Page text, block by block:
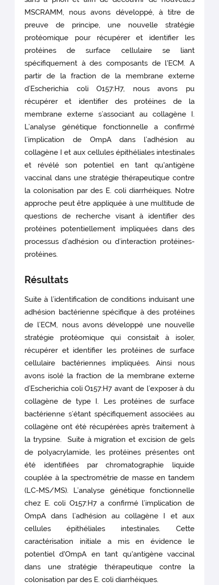
MSCRAMM, nous avons développé, à titre de
preuve de principe, une nouvelle stratégie
protéomique pour récupérer et identifier les
protéines de surface cellulaire se liant
spécifiquement à des composants de l'ECM. A
partir de la fraction de la membrane externe
d’Escherichia coli O157:H7, nous avons pu
récupérer et identifier des protéines de la
membrane externe s’associant au collagène I.
L’analyse génétique fonctionnelle a confirmé
l’implication de OmpA dans l’adhésion au
collagène I et aux cellules épithéliales intestinales
et révélé son potentiel en tant qu'antigène
vaccinal dans une stratégie thérapeutique contre
la colonisation par des E. coli diarrhéiques. Notre
approche peut être appliquée à une multitude de
questions de recherche visant à identifier des
protéines potentiellement impliquées dans des
processus d’adhésion ou d’interaction protéines-
protéines.
Résultats
Suite à l’identification de conditions induisant une
adhésion bactérienne spécifique à des protéines
de l’ECM, nous avons développé une nouvelle
stratégie protéomique qui consistait à isoler,
récupérer et identifier les protéines de surface
cellulaire bactériennes impliquées. Ainsi nous
avons isolé la fraction de la membrane externe
d’Escherichia coli O157:H7 avant de l’exposer à du
collagène de type I. Les protéines de surface
bactérienne s’étant spécifiquement associées au
collagène ont été récupérées après traitement à
la trypsine. Suite à migration et excision de gels
de polyacrylamide, les protéines présentes ont
été identifiées par chromatographie liquide
couplée à la spectrométrie de masse en tandem
(LC-MS/MS). L’analyse génétique fonctionnelle
chez E. coli O157:H7 a confirmé l’implication de
OmpA dans l’adhésion au collagène I et aux
cellules épithéliales intestinales. Cette
caractérisation initiale a mis en évidence le
potentiel d'OmpA en tant qu'antigène vaccinal
dans une stratégie thérapeutique contre la
colonisation par des E. coli diarrhéiques.